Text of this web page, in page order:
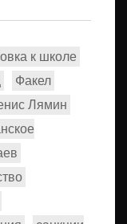
к школе
Факел
Лямин